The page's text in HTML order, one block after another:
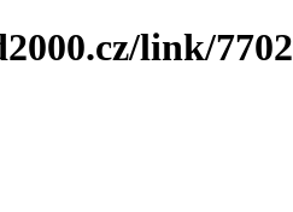
link/7702